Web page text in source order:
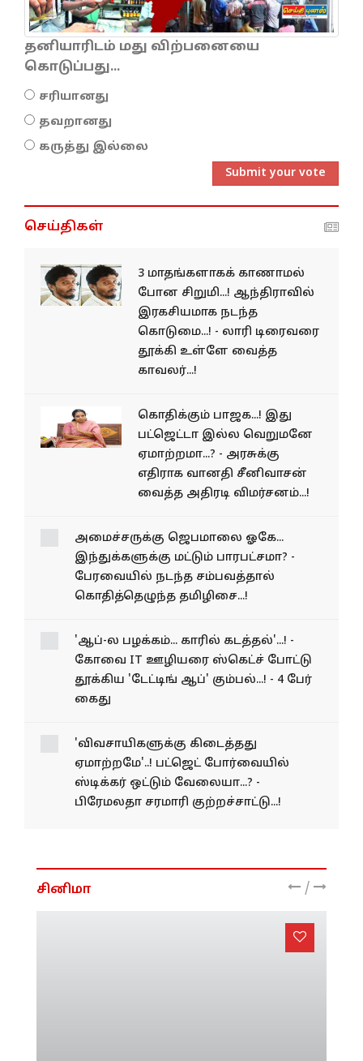
தனியாரிடம் மது விற்பனையை
கொடுப்பது...
சரியானது
தவறானது
கருத்து இல்லை
Submit your vote
செய்திகள்
3 மாதங்களாகக் காணாமல்
போன சிறுமி...! ஆந்திராவில்
இரகசியமாக நடந்த
கொடுமை...! - லாரி டிரைவரை
தூக்கி உள்ளே வைத்த
காவலர்...!
கொதிக்கும் பாஜக...! இது
பட்ஜெட்டா இல்ல வெறுமனே
ஏமாற்றமா...? - அரசுக்கு
எதிராக வானதி சீனிவாசன்
வைத்த அதிரடி விமர்சனம்...!
அமைச்சருக்கு ஜெபமாலை
ஓகே... இந்துக்களுக்கு மட்டும்
பாரபட்சமா? - பேரவையில்
நடந்த சம்பவத்தால்
'ஆப்-ல பழக்கம்... காரில்
கடத்தல்'...! - கோவை IT
கும்பல்...! - 4 பேர் கைது
'விவசாயிகளுக்கு கிடைத்தது
ஏமாற்றமே'..! பட்ஜெட் போர்வையில்
/